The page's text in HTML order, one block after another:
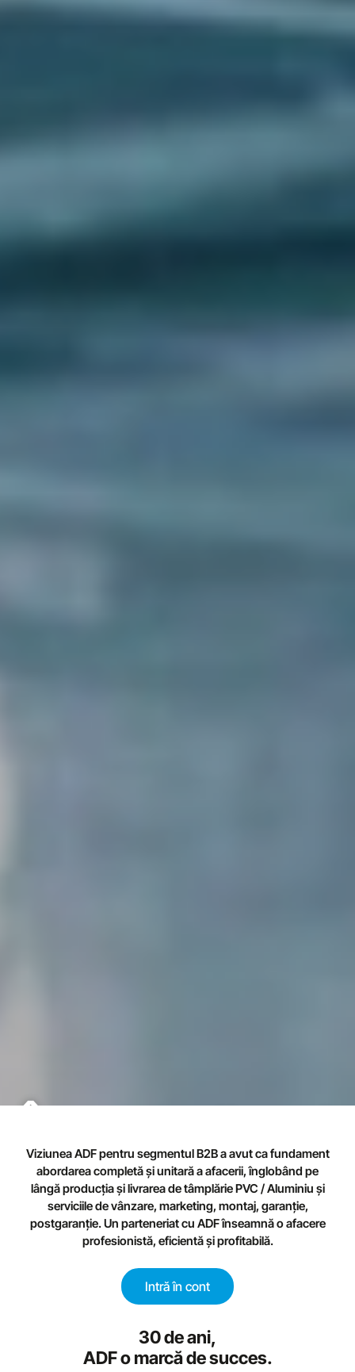
puternici
Viziunea ADF pentru segmentul B2B a avut ca fundament
abordarea completă și unitară a afacerii, înglobând pe
lângă producția și livrarea de tâmplărie PVC / Aluminiu și
serviciile de vânzare, marketing, montaj, garanție,
postgaranție. Un parteneriat cu ADF înseamnă o afacere
profesionistă, eficientă și profitabilă.
Intră în cont
30 de ani,
ADF o marcă de succes.